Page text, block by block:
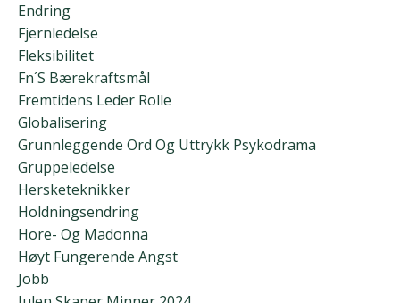
Endring
Fjernledelse
Fleksibilitet
Fn´s Bærekraftsmål
Fremtidens Leder Rolle
Globalisering
Grunnleggende Ord Og Uttrykk Psykodrama
Gruppeledelse
Hersketeknikker
Holdningsendring
Hore- Og Madonna
Høyt Fungerende Angst
Jobb